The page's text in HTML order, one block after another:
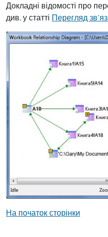
Докладні відомості про
див. у статті Перегляд
На початок сторінки